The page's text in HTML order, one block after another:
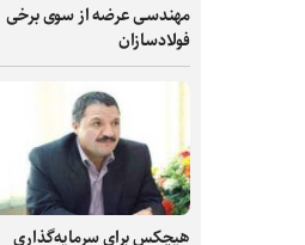
مهندسی عرضه از سوی برخی
فولادسازان
هیچکس برای سرمایه‌گذاری